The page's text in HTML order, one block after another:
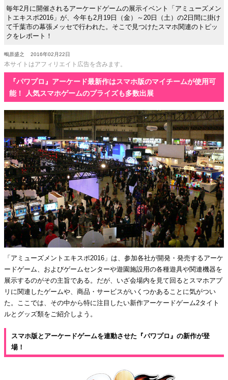
毎年2月に開催されるアーケードゲームの展示イベント「アミューズメン
トエキスポ2016」が、今年も2月19日（金）～20日（土）の2日間に掛け
て千葉市の幕張メッセで行われた。そこで見つけたスマホ関連のトピッ
クをレポート！
鴫原盛之 2016年02月22日
本サイトはアフィリエイト広告を含みます。
『パワプロ』アーケード最新作はスマホ版のマイチームが使用可
能！ 人気スマホゲームのプライズも多数出展
「アミューズメントエキスポ2016」は、参加各社が開発・発売するアーケ
ードゲーム、およびゲームセンターや遊園施設用の各種遊具や関連機器を
展示するのがその主旨である。だが、いざ会場内を見て回るとスマホアプ
リに関連したゲームや、商品・サービスがいくつかあることに気がつい
た。ここでは、その中から特に注目したい新作アーケードゲーム2タイト
ルとグッズ類をご紹介しよう。
スマホ版とアーケードゲームを連動させた『パワプロ』の新作が登
場！